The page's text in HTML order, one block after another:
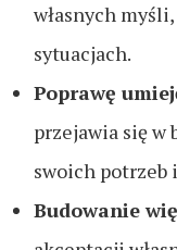
własnych
sytuacjach.
Poprawę
przejawia się
swoich potrzeb
Budowanie